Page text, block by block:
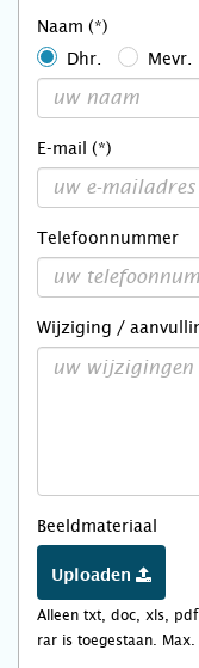
Naam (*)
Dhr.
Mevr.
E-mail (*)
Telefoonnummer
Wijziging /
Beeldmateriaal
Uploaden
Alleen txt, doc, xls,
rar is toegestaan.